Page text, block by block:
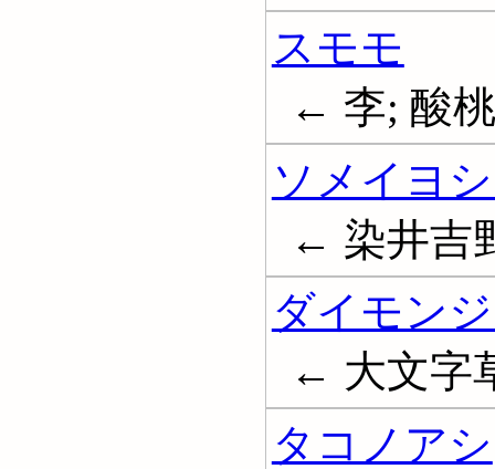
スモモ
← 李; 酸
ソメイヨ
← 染井吉
ダイモン
← 大文字
タコノアシ